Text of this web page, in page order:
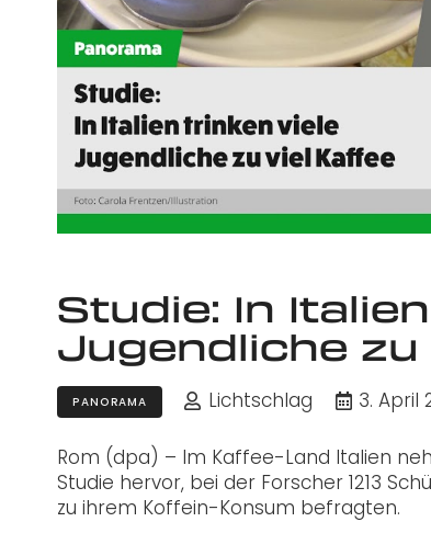
Studie: In
Jugendliche zu
PANORAMA Lichtschlag 3. April
Rom (dpa) – Im Kaffee-Land Italien
Studie hervor, bei der Forscher 1213
zu ihrem Koffein-Konsum befragten.